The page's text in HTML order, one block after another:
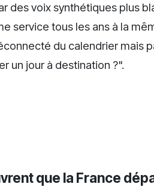
des voix synthétiques plus
service tous les ans à la
du calendrier mais
un jour à destination ?".
que la France